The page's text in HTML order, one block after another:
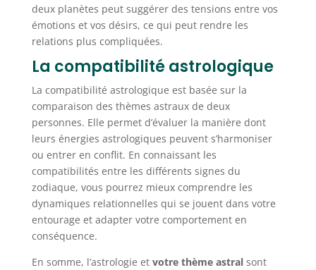
deux planètes peut suggérer des tensions entre vos
émotions et vos désirs, ce qui peut rendre les
relations plus compliquées.
La compatibilité astrologique
La compatibilité astrologique est basée sur la
comparaison des thèmes astraux de deux
personnes. Elle permet d’évaluer la manière dont
leurs énergies astrologiques peuvent s’harmoniser
ou entrer en conflit. En connaissant les
compatibilités entre les différents signes du
zodiaque, vous pourrez mieux comprendre les
dynamiques relationnelles qui se jouent dans votre
entourage et adapter votre comportement en
conséquence.
En somme, l’astrologie et votre thème astralsont